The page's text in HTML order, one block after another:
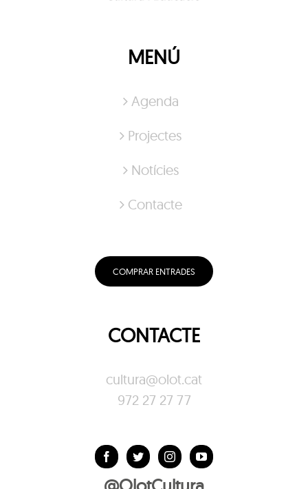
MENÚ
Agenda
Projectes
Notícies
Contacte
COMPRAR ENTRADES
CONTACTE
cultura@olot.cat
972 27 27 77